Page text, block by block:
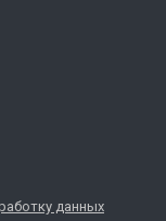
данных